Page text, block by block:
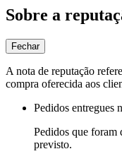
Sobre a
Fechar
A nota de reputação
compra oferecida aos
Pedidos entregues
Pedidos que foram
previsto.